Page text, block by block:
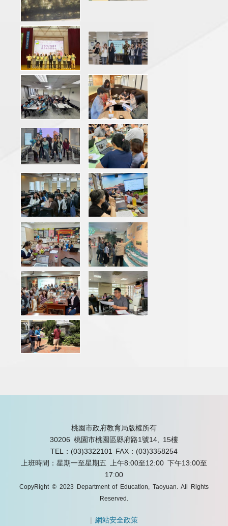
桃園市政府教育局版權所有
30206 桃園市桃園區縣府路1號14, 15樓
TEL：(03)3322101 FAX：(03)3358254
上班時間：星期一至星期五 上午8:00至12:00 下午13:00至
17:00
CopyRight © 2023 Department of Education, Taoyuan. All Rights
Reserved.
|網站安全政策